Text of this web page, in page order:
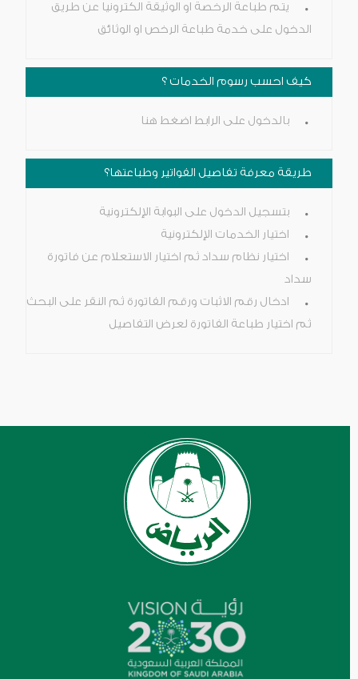
يتم طباعة الرخصة او الوثيقة الكترونيا عن طريق
الدخول على خدمة طباعة الرخص او الوثائق
كيف احسب رسوم الخدمات ؟
بالدخول على الرابط اضغط هنا
طريقة معرفة تفاصيل الفواتير وطباعتها؟
بتسجيل الدخول على البوابة الإلكترونية
اختيار الخدمات الإلكترونية
اختيار نظام سداد ثم اختيار الاستعلام عن فاتورة
سداد
ادخال رقم الاثبات ورقم الفاتورة ثم النقر على البحث
ثم اختيار طباعة الفاتورة لعرض التفاصيل